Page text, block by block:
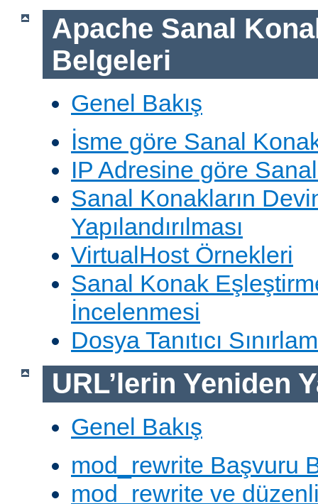
Apache Sanal
Belgeleri
Genel Bakış
İsme göre Sanal
IP Adresine göre
Sanal Konakların
Yapılandırılması
VirtualHost Örnekleri
Sanal Konak
İncelenmesi
Dosya Tanıtıcı
URL’lerin Yeniden
Genel Bakış
mod_rewrite Başvuru
mod_rewrite ve